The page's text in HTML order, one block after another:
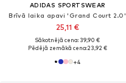
ADIDAS SPORTSWEAR
Brīvā laika apavi 'Grand Court 2.0'
25,11 €
Sākotnējā cena: 39,90 €
Pēdējā zemākā cena:23,92 €
+4